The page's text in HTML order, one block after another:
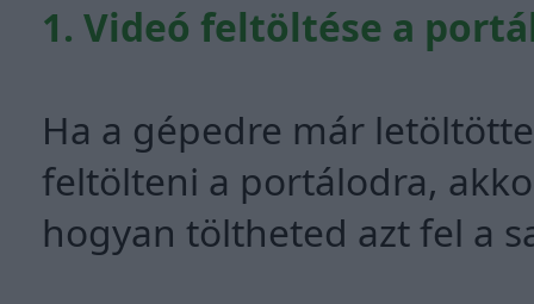
1. Videó feltöltése a
Ha a gépedre már
feltölteni a portálodra,
hogyan töltheted azt fel a